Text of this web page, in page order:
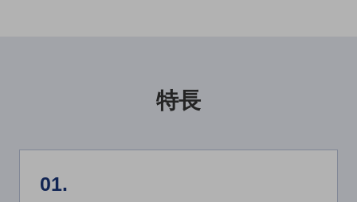
タフネススマートフォン
データ通信製品
特長
01.